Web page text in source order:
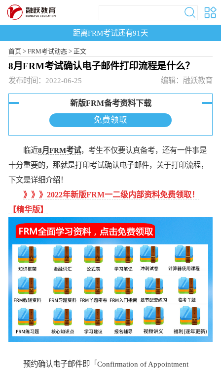
距离FRM考试还有91 天
首页> FRM考试动态 > 正文
8月FRM考试确认电子邮件打印流程是什么？
发布时间：2022-06-25 编辑：融跃教育
新版FRM备考资料下载
免费领取
临近8月FRM考试，考生不仅要认真备考，还有一件事是
十分重要的，那就是打印考试确认电子邮件，关于打印流程，
下文是详细介绍！
》》》2022年新版FRM一二级内部资料免费领取！
【精华版】
预约确认电子邮件即「Confirmation of Appointment